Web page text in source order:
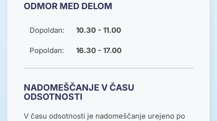
ODMOR MED DELOM
Dopoldan: 10.30 - 11.00
Popoldan: 16.30 - 17.00
NADOMEŠČANJE V ČASU
ODSOTNOSTI
V času odsotnosti je nadomeščanje urejeno po